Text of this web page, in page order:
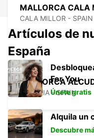
MALLORCA CALA
CALA MILLOR - SPAIN
MALLORCA
ALCUDIA - SPAIN
Artículos de
España
For You
Únete gratis
Alquila un
Descubre